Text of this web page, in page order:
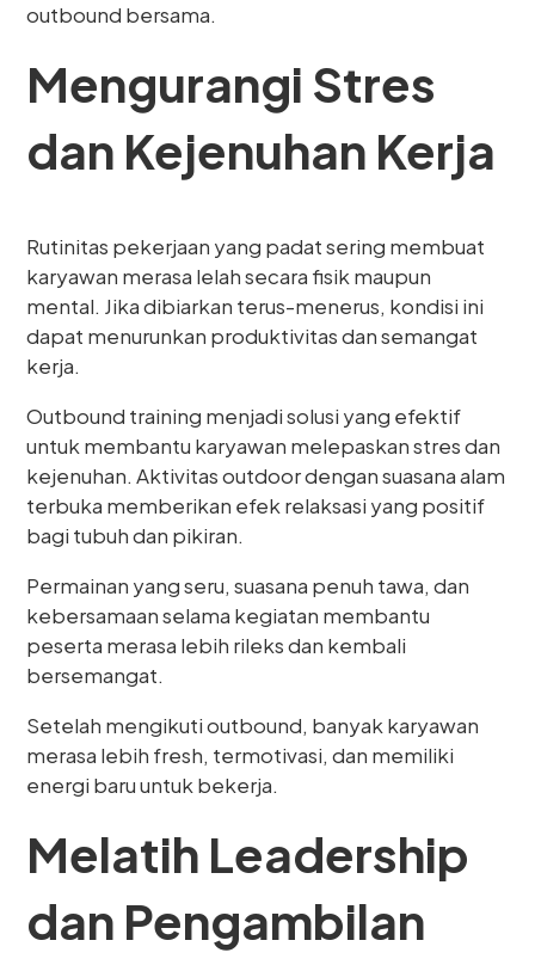
outbound bersama.
Mengurangi Stres
dan Kejenuhan Kerja
Rutinitas pekerjaan yang padat sering membuat
karyawan merasa lelah secara fisik maupun
mental. Jika dibiarkan terus-menerus, kondisi ini
dapat menurunkan produktivitas dan semangat
kerja.
Outbound training menjadi solusi yang efektif
untuk membantu karyawan melepaskan stres dan
kejenuhan. Aktivitas outdoor dengan suasana alam
terbuka memberikan efek relaksasi yang positif
bagi tubuh dan pikiran.
Permainan yang seru, suasana penuh tawa, dan
kebersamaan selama kegiatan membantu
peserta merasa lebih rileks dan kembali
bersemangat.
Setelah mengikuti outbound, banyak karyawan
merasa lebih fresh, termotivasi, dan memiliki
energi baru untuk bekerja.
Melatih Leadership
dan Pengambilan